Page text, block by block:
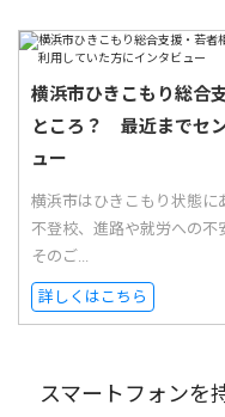
横浜市ひきこもり総合
ところ？ 最近までセ
ュー
横浜市はひきこもり状態に
不登校、進路や就労への不
そのご...
詳しくはこちら
スマートフォンを